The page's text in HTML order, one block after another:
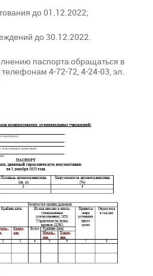
до 01.12.2022;
до 30.12.2022.
паспорта обращаться в
4-72-72, 4-24-03, эл.